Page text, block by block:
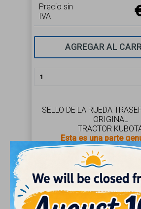
Precio sin
IVA
AGREGAR AL
SELLO DE LA RUEDA
ORIGINAL
TRACTOR
Esta es una parte
completamente nueva
El uso de repuestos originales
mejor forma de mantener la
valor de su equipo.
Estas piezas de repuesto
diseñadas para cumplir con las
especificaciones originales de